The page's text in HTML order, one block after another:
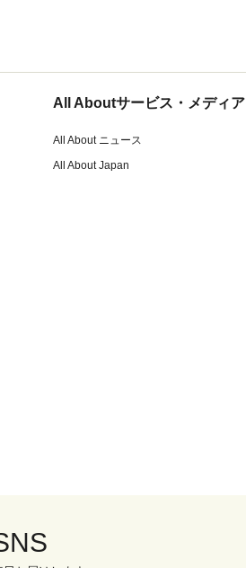
All Aboutサービス・メディア
All About ニュース
All About Japan